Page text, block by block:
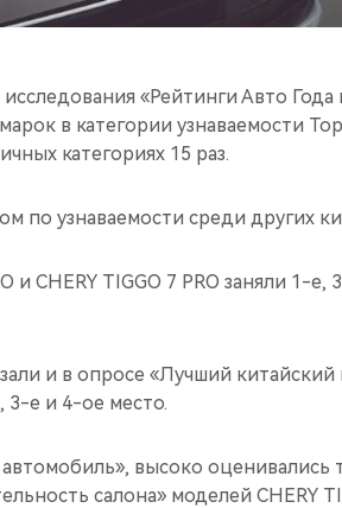
«Рейтинги Авто Года
в категории узнаваемости
категориях 15 раз.
по узнаваемости среди других
и CHERY TIGGO 7 PRO заняли 1-е,
и в опросе «Лучший
3-e и 4-ое место.
высоко оценивались
салона» моделей CHERY